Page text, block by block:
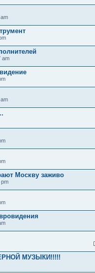
am
Москву заживо
pm
МУЗЫКИ!!!!!